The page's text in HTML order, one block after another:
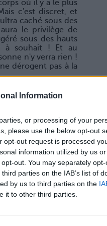
Information
or processing of your
please use the below opt-out
opt-out request is processed
information utilized by us
out. You may separately
parties on the IAB’s list of
by us to third parties on the
it to other third parties.
où il y a le plus
c'est discret, et
caché sous des
le privilège de
sous des hauts
à souhait ! Et au
n'y verra rien !
dérogent pas à la
discret ! C'est la
de vous promener
de soi pour viser
sur des bijoux pour
grand tante sur
? Parce qu'il
et que les
petits tatouages